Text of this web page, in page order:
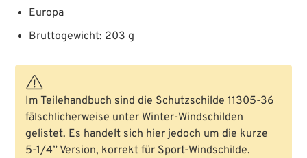
Europa
Bruttogewicht: 203 g
Im Teilehandbuch sind die Schutzschilde 11305-36
fälschlicherweise unter Winter-Windschilden
gelistet. Es handelt sich hier jedoch um die kurze
5-1/4” Version, korrekt für Sport-Windschilde.